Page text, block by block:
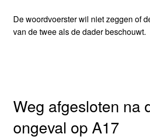
De woordvoerster wil niet zeggen of
van de twee als de dader beschouwt.
Weg afgesloten na
ongeval op A17